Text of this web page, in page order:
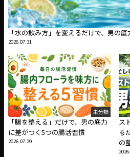
「水の飲み方」を変えるだけで、男の
2026.07.31
未分類
「腸を整える」だけで、男の底力
に差がつく5つの腸活習慣
2026.07.29
ス
る
の